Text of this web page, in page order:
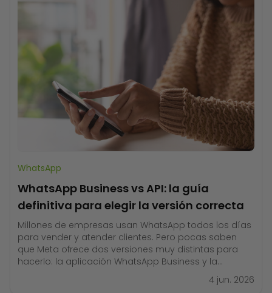
WhatsApp
WhatsApp Business vs API: la guía
definitiva para elegir la versión correcta
Millones de empresas usan WhatsApp todos los días
para vender y atender clientes. Pero pocas saben
que Meta ofrece dos versiones muy distintas para
hacerlo: la aplicación WhatsApp Business y la
WhatsApp Business API. Elegir la versión equivocada
puede costarte ventas, tiempo y oportunidades de
4 jun. 2026